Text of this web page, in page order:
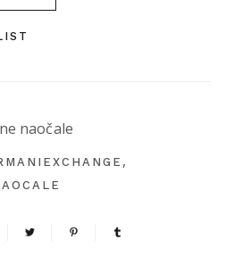
naočale
,